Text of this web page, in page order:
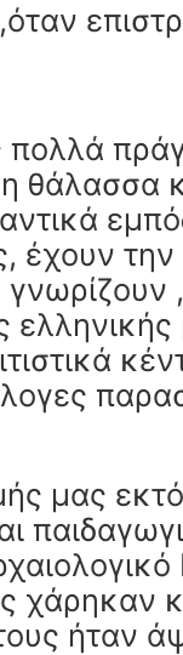
πολλά
θάλασσα
έχουν την
γνωρίζουν
ελληνικής
μας
χάρηκαν
ήταν